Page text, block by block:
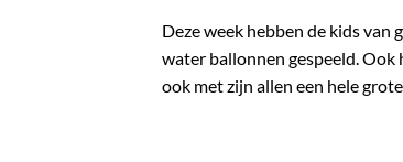
Deze week hebben de kids
water ballonnen gespeeld. Ook
ook met zijn allen een hele